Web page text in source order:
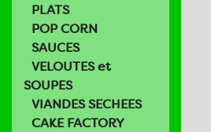
PLATS
POP CORN
SAUCES
VELOUTES et
SOUPES
VIANDES SECHEES
CAKE FACTORY